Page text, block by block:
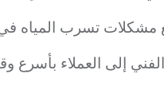
تسرب المياه في
إلى العملاء